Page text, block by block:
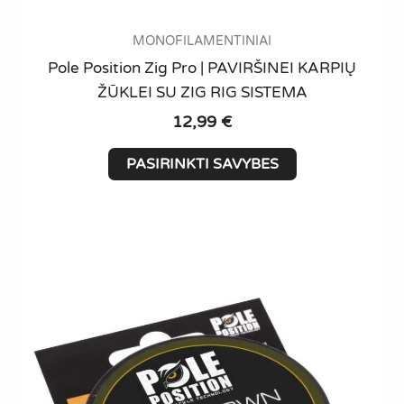
MONOFILAMENTINIAI
Pole Position Zig Pro | PAVIRŠINEI KARPIŲ
ŽŪKLEI SU ZIG RIG SISTEMA
12,99 €
PASIRINKTI SAVYBES
This
product
chosen
on